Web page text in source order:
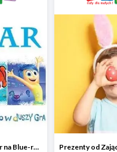
Największe hity Pixar na Blue-rey i DVD w Smyku - drugi film -50%